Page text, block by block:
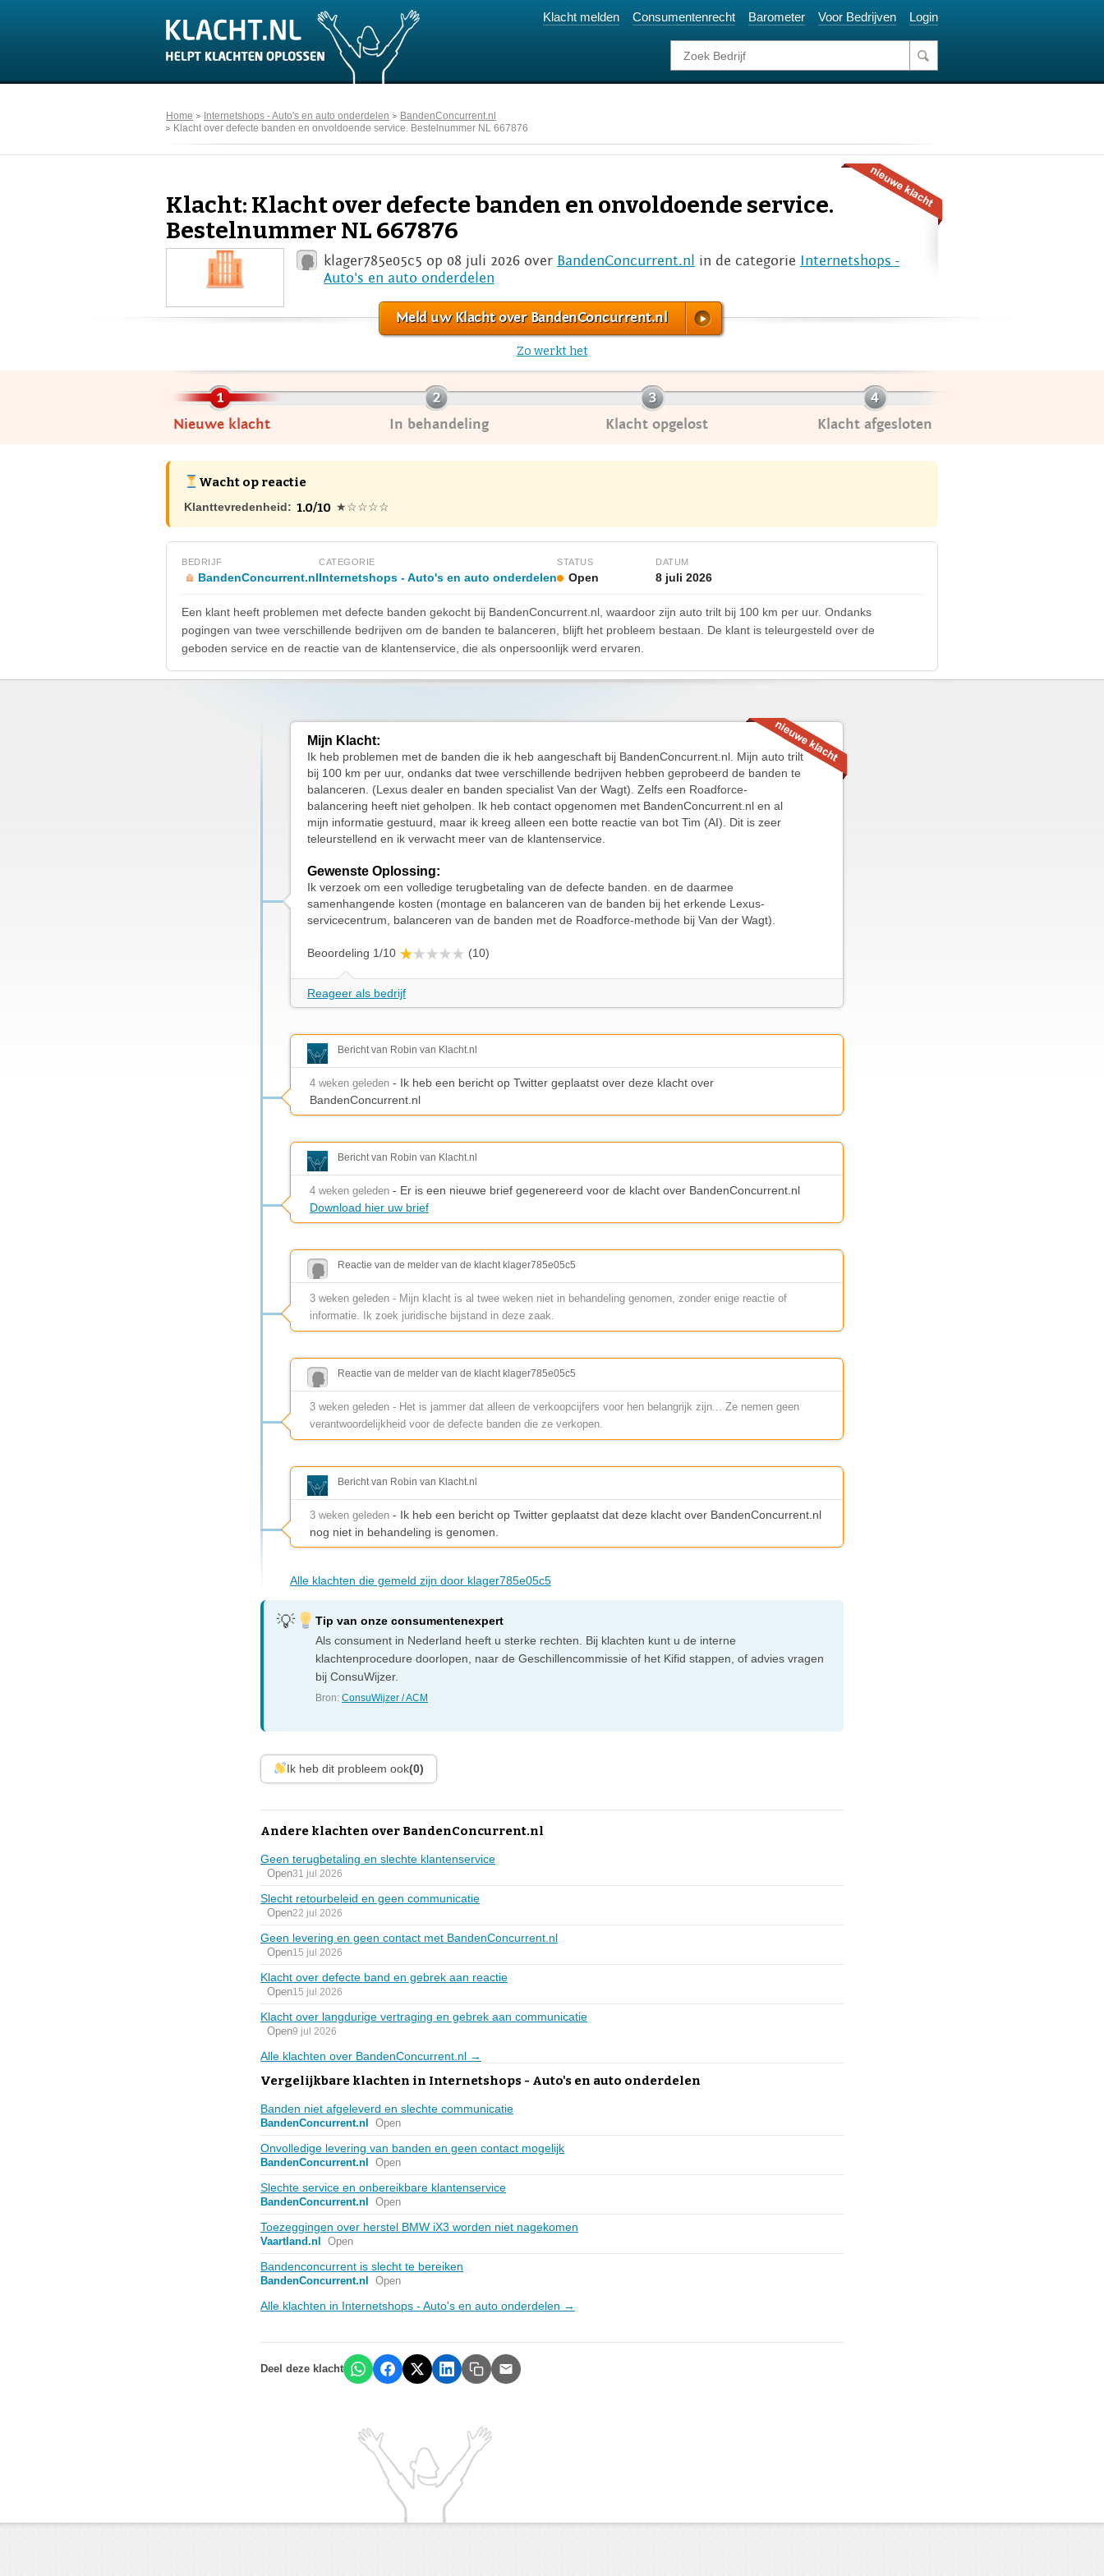
Klacht melden Consumentenrecht Barometer Voor Bedrijven Login
Home Internetshops - Auto's en auto onderdelen
BandenConcurrent.nl
Klacht over defecte banden en onvoldoende service. Bestelnummer NL 667876
Klacht: Klacht over defecte banden en onvoldoende service.
Bestelnummer NL 667876
klager785e05c5 op 08 juli 2026 over BandenConcurrent.nl in de categorie Internetshops -
Auto's en auto onderdelen
Meld uw Klacht over BandenConcurrent.nl
Zo werkt het
Nieuwe klacht In behandeling Klacht opgelost Klacht afgesloten
Wacht op reactie
Klanttevredenheid: 1.0/10 ★☆☆☆☆
BEDRIJF
BandenConcurrent.nl
CATEGORIE
Internetshops - Auto's en auto onderdelen
STATUS
Open
DATUM
8 juli 2026
Een klant heeft problemen met defecte banden gekocht bij BandenConcurrent.nl, waardoor zijn auto trilt bij 100 km per uur. Ondanks
pogingen van twee verschillende bedrijven om de banden te balanceren, blijft het probleem bestaan. De klant is teleurgesteld over de
geboden service en de reactie van de klantenservice, die als onpersoonlijk werd ervaren.
Mijn Klacht:
Ik heb problemen met de banden die ik heb aangeschaft bij BandenConcurrent.nl. Mijn auto trilt
bij 100 km per uur, ondanks dat twee verschillende bedrijven hebben geprobeerd de banden te
balanceren. (Lexus dealer en banden specialist Van der Wagt). Zelfs een Roadforce-
balancering heeft niet geholpen. Ik heb contact opgenomen met BandenConcurrent.nl en al
mijn informatie gestuurd, maar ik kreeg alleen een botte reactie van bot Tim (AI). Dit is zeer
teleurstellend en ik verwacht meer van de klantenservice.
Gewenste Oplossing:
Ik verzoek om een volledige terugbetaling van de defecte banden. en de daarmee
samenhangende kosten (montage en balanceren van de banden bij het erkende Lexus-
servicecentrum, balanceren van de banden met de Roadforce-methode bij Van der Wagt).
Beoordeling 1/10 (10)
Reageer als bedrijf
Bericht van Robin van Klacht.nl
4 weken geleden - Ik heb een bericht op Twitter geplaatst over deze klacht over
BandenConcurrent.nl
Bericht van Robin van Klacht.nl
4 weken geleden - Er is een nieuwe brief gegenereerd voor de klacht over BandenConcurrent.nl
Download hier uw brief
Reactie van de melder van de klacht klager785e05c5
3 weken geleden - Mijn klacht is al twee weken niet in behandeling genomen, zonder enige reactie of
informatie. Ik zoek juridische bijstand in deze zaak.
Reactie van de melder van de klacht klager785e05c5
3 weken geleden - Het is jammer dat alleen de verkoopcijfers voor hen belangrijk zijn... Ze nemen geen
verantwoordelijkheid voor de defecte banden die ze verkopen.
Bericht van Robin van Klacht.nl
3 weken geleden - Ik heb een bericht op Twitter geplaatst dat deze klacht over BandenConcurrent.nl
nog niet in behandeling is genomen.
Alle klachten die gemeld zijn door klager785e05c5
Tip van onze consumentenexpert
Als consument in Nederland heeft u sterke rechten. Bij klachten kunt u de interne
klachtenprocedure doorlopen, naar de Geschillencommissie of het Kifid stappen, of advies vragen
bij ConsuWijzer.
Bron:ConsuWijzer / ACM
Ik heb dit probleem ook(0)
Andere klachten over BandenConcurrent.nl
Geen terugbetaling en slechte klantenservice
Open31 jul 2026
Slecht retourbeleid en geen communicatie
Open22 jul 2026
Geen levering en geen contact met BandenConcurrent.nl
Open15 jul 2026
Klacht over defecte band en gebrek aan reactie
Open15 jul 2026
Klacht over langdurige vertraging en gebrek aan communicatie
Open9 jul 2026
Alle klachten over BandenConcurrent.nl →
Vergelijkbare klachten in Internetshops - Auto's en auto onderdelen
Banden niet afgeleverd en slechte communicatie
BandenConcurrent.nl Open
Onvolledige levering van banden en geen contact mogelijk
BandenConcurrent.nl Open
Slechte service en onbereikbare klantenservice
BandenConcurrent.nl Open
Toezeggingen over herstel BMW iX3 worden niet nagekomen
Vaartland.nl Open
Bandenconcurrent is slecht te bereiken
BandenConcurrent.nl Open
Alle klachten in Internetshops - Auto's en auto onderdelen →
Deel deze klacht